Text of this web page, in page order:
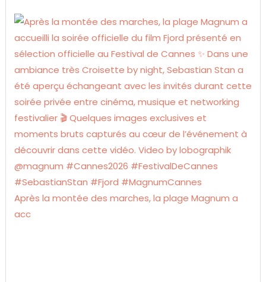
Après la montée des marches, la plage Magnum a
acc